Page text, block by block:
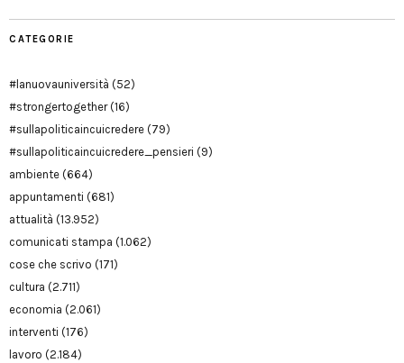
CATEGORIE
#lanuovauniversità (52)
#strongertogether(16)
#sullapoliticaincuicredere (79)
#sullapoliticaincuicredere_pensieri (9)
ambiente (664)
appuntamenti (681)
attualità (13.952)
comunicati stampa (1.062)
cose che scrivo (171)
cultura (2.711)
economia (2.061)
interventi (176)
lavoro (2.184)